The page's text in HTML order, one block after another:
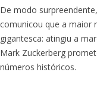
De modo
comunicou que a maior
gigantesca: atingiu a
Mark Zuckerberg
números históricos.